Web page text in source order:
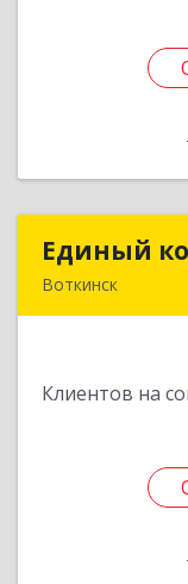
Единый
Воткинск
Клиентов на
Единый